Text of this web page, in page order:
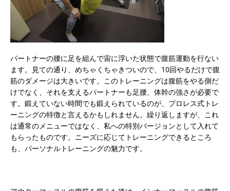
パートナーの腰に足を組んで宙に浮いた状態で腹筋運動を行ない
ます。見ての通り、めちゃくちゃきついので、10回やるだけで腹
筋のダメージは大きいです。このトレーニングは腹筋をやる側だ
けでなく、それを支えるパートナーも足腰、体幹の強さが必要で
す。鍛えていない時間でも鍛えられているのが、プロレス式トレ
ーニングの特徴と言えるかもしれません。繰り返しますが、これ
は通常のメニューではなく、私への特別バージョンとして入れて
もらったものです。ニーズに応じてトレーニングできるところ
も、パーソナルトレーニングの魅力です。